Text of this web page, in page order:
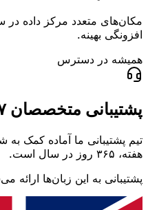
مکان‌های متعدد مرکز داده
افزونگی بهینه.
همیشه در دسترس
پشتیبانی متخصصان ۲۴/۷ در دسترس شما
هفته، ۳۶۵ روز در سال است.
پشتیبانی به این زبان‌ها ارائه